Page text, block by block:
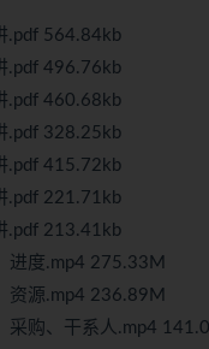
.pdf 564.84kb
.pdf 496.76kb
.pdf 460.68kb
.pdf 328.25kb
.pdf 415.72kb
.pdf 221.71kb
.pdf 213.41kb
进度.mp4 275.33M
资源.mp4 236.89M
采购、干系人.mp4